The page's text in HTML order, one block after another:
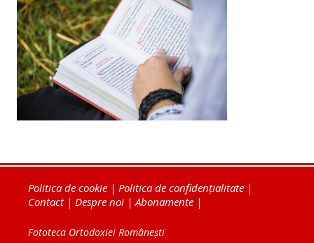
Politica de cookie | Politica de confidențialitate |
Contact| Despre noi | Abonamente |
Fototeca Ortodoxiei Românești